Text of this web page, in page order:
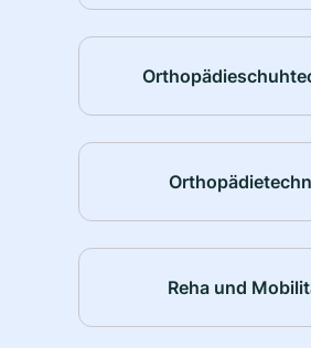
Reha und